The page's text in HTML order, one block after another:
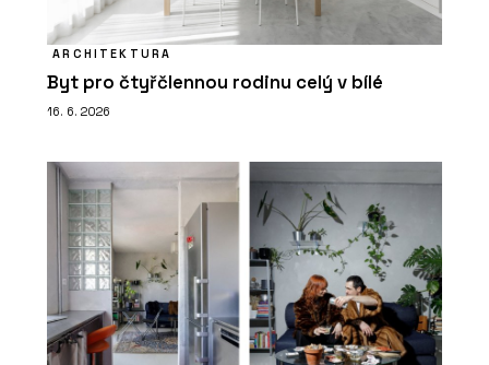
ARCHITEKTURA
Byt pro čtyřčlennou rodinu celý v bílé
16. 6. 2026